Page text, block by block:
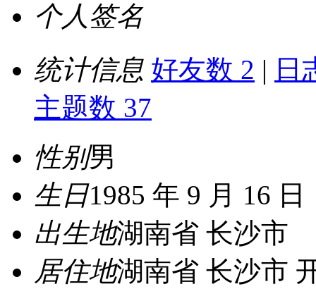
个人签名
统计信息 好友数 2 | 日
主题数 37
性别男
生日1985 年 9 月 16 日
出生地湖南省 长沙市
居住地湖南省 长沙市